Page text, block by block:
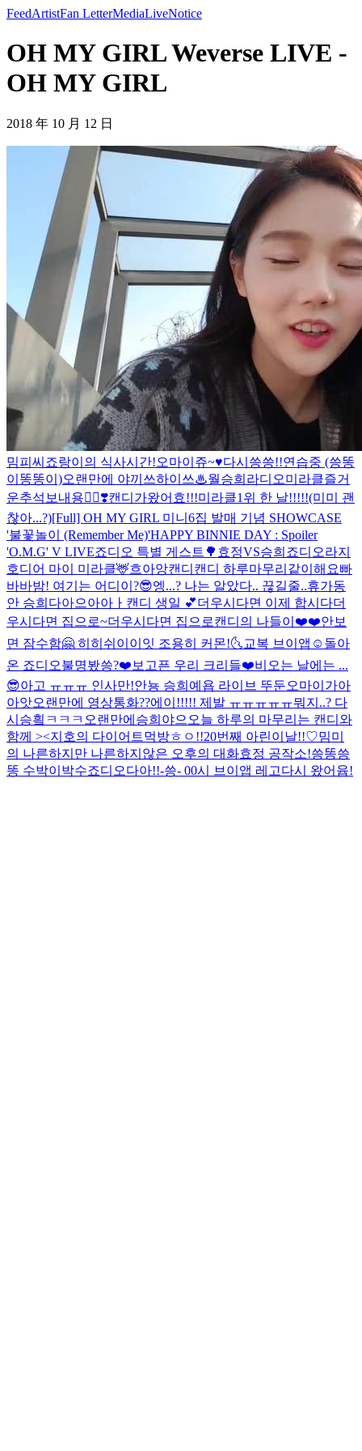
FeedArtistFan LetterMediaLiveNotice
OH MY GIRL Weverse LIVE -
OH MY GIRL
2018 年 10 月 12 日
밈피씨 죠랑이의 식사시간!오마이쥬~♥다시씅씅!!연습중 (씅똥
이똥똥이)오랜만에 야끼쓰하이쓰♨월승희라디오미라클즐거
운추석보내용🙇‍♀️❣️캔디가왔어효!!!미라클1위 한 날!!!!!(미미 괜
찮아...?)[Full] OH MY GIRL 미니6집 발매 기념 SHOWCASE
'불꽃놀이 (Remember Me)'HAPPY BINNIE DAY : Spoiler
'O.M.G' V LIVE죠디오 특별 게스트🌳 효정VS승희 죠디오라지
호디어 마이 미라클🦌흐아앙캔디캔디 하루마무리같이해요빠
바바밤! 여기는 어디이?😎엥...? 나는 알았다.. 끊길줄..휴가동
안 승희다아으아아ㅏ 캔디 생일 💕더우시다면 이제 합시다더
우시다면 집으로~더우시다면 집으로캔디의 나들이❤️❤️안보
면 잠수함🤗 히히 쉬이이잇 조용히 커몬!🌜교복 브이앱☺️ 돌아
온 죠디오불명봤씅?❤️보고픈 우리 크리들❤️비오는 날에는 ...
😎아고 ㅠㅠㅠ 인사만!안뇽 승희예욥 라이브 뚜둔오마이가아
아앗오랜만에 영상통화??에이!!!!! 제발 ㅠㅠㅠㅠㅠ뭐지..? 다
시승힄ㅋㅋㅋ 오랜만에승희야으 오늘 하루의 마무리는 캔디와
함께 ><지호의 다이어트먹방ㅎㅇ!!20번째 아린이날!!♡밈미
의 나른하지만 나른하지않은 오후의 대화효정 공작소!씅똥씅
똥 수박이박수죠디오다아!!-씅- 00시 브이앱 레고다시 왔어윱!